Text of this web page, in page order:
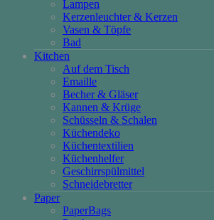
Lampen
Kerzenleuchter & Kerzen
Vasen & Töpfe
Bad
Kitchen
Auf dem Tisch
Emaille
Becher & Gläser
Kannen & Krüge
Schüsseln & Schalen
Küchendeko
Küchentextilien
Küchenhelfer
Geschirrspülmittel
Schneidebretter
Paper
PaperBags